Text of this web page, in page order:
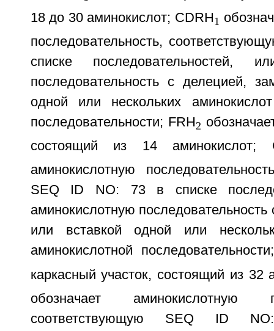
18 до 30 аминокислот; CDRH1
последовательность,
списке последовательностей,
последовательность с делецией,
одной или нескольких
последовательности; FRH2
состоящий из 14 аминокислот;
аминокислотную
SEQ ID NO: 73 в списке
аминокислотную
или вставкой одной или
аминокислотной
каркасный участок, состоящий из 32
обозначает аминокислотную
соответствующую SEQ ID